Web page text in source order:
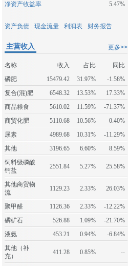
净资产收益率
5.47%
资产负债 现金流量 利润表 财务报告
更多>>
主营收入
名称 收入 占比
同比
磷肥
15479.42 31.97%
-1.58%
复合(混)肥
6548.32 13.53%
17.33%
商品粮食
5610.02 11.59%
-71.37%
商贸化肥
5110.68 10.56%
0.40%
尿素
4989.68 10.31%
-11.29%
其他
3196.65 6.60%
8.59%
饲料级磷酸
钙盐
2551.84 5.27% 25.58%
其他商贸物
流
1129.23 2.33% 26.03%
聚甲醛 1126.36 2.33%
-12.22%
磷矿石
526.88 1.09%
-21.70%
液氨
453.21 0.94%
-6.84%
其他（补
充）
411.28 0.85% --